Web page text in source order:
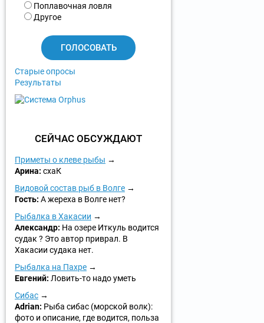
р
и
Поплавочная ловля
Другое
Старые опросы
Результаты
СЕЙЧАС ОБСУЖДАЮТ
Приметы о клеве рыбы
Арина: схаК
Видовой состав рыб в Волге
Гость: А жереха в Волге нет?
Рыбалка в Хакасии
Александр: На озере Иткуль водится
судак ? Это автор приврал. В
Хакасии судака нет.
Рыбалка на Пахре
Евгений: Ловить-то надо уметь
Сибас
Adrian: Рыба сибас (морской волк):
фото и описание, где водится, польза